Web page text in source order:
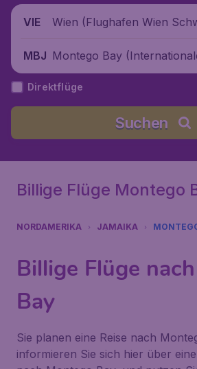
VIE
Wien (Flughafen Wien
MBJ Montego Bay
Sangster), Jamaika
Direktflüge
Suchen
Billige Flüge Montego
NORDAMERIKA JAMAIKA
Billige Flüge
Bay
Sie planen eine Reise nach
informieren Sie sich hier über